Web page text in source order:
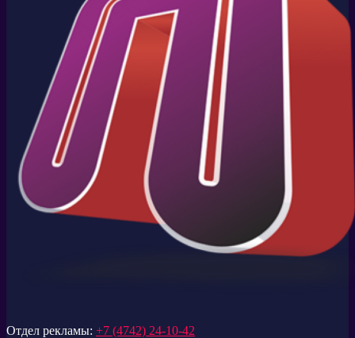
Отдел рекламы: +7 (4742) 24-10-42